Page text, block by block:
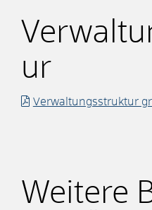
ur
Verwaltungsstruktur
Weitere